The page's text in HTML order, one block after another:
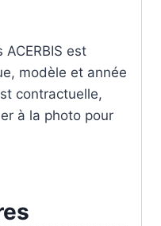
est
modèle et année
contractuelle,
à la photo pour